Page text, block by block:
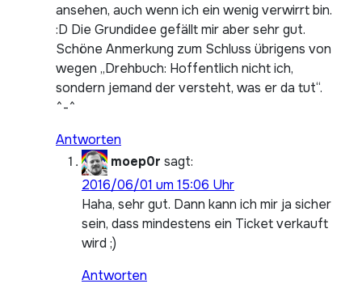
ansehen, auch wenn ich ein wenig verwirrt bin.
:D Die Grundidee gefällt mir aber sehr gut.
Schöne Anmerkung zum Schluss übrigens von
wegen „Drehbuch: Hoffentlich nicht ich,
sondern jemand der versteht, was er da tut“.
^-^
Antworten
moep0r sagt:
2016/06/01 um 15:06 Uhr
Haha, sehr gut. Dann kann ich mir ja sicher
sein, dass mindestens ein Ticket verkauft
wird ;)
Antworten